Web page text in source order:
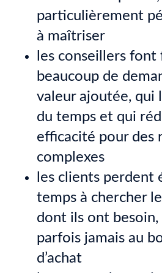
particulièrement
à maîtriser
les conseillers font
beaucoup de
valeur ajoutée, qui
du temps et qui
efficacité pour des
complexes
les clients perdent
temps à chercher
dont ils ont besoin,
parfois jamais au
d’achat